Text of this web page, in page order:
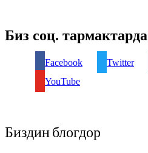
Биз соц. тармактарда
Facebook Twitter
YouTube
Биздин блогдор